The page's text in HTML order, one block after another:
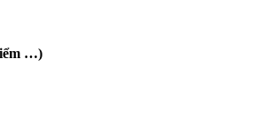
…)